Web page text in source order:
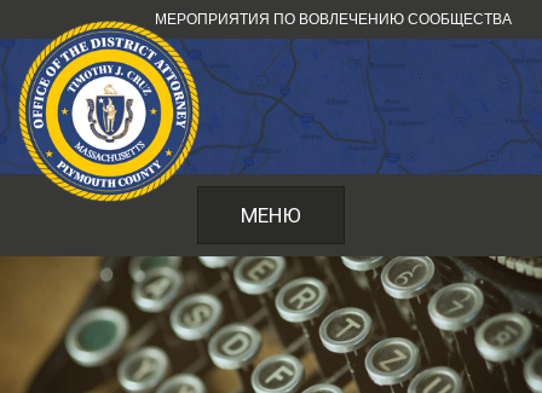
к
содержанию
МЕРОПРИЯТИЯ ПО ВОВЛЕЧЕНИЮ СООБЩЕСТВА
МЕНЮ